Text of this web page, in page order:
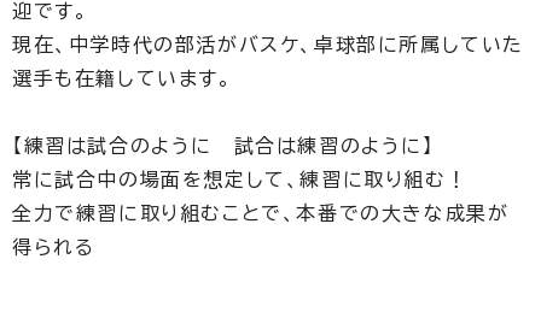
迎です。
現在、中学時代の部活がバスケ、卓球部に所属していた
選手も在籍しています。
【練習は試合のように 試合は練習のように】
常に試合中の場面を想定して、練習に取り組む！
全力で練習に取り組むことで、本番での大きな成果が
得られる